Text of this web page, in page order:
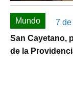
Mundo
7
San Cayetano,
de la